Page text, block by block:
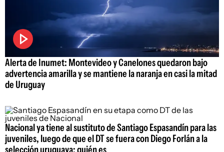
Alerta de Inumet: Montevideo y Canelones quedaron bajo
advertencia amarilla y se mantiene la naranja en casi la mitad
de Uruguay
Nacional ya tiene al sustituto de Santiago Espasandín para las
juveniles, luego de que el DT se fuera con Diego Forlán a la
selección uruguaya: quién es